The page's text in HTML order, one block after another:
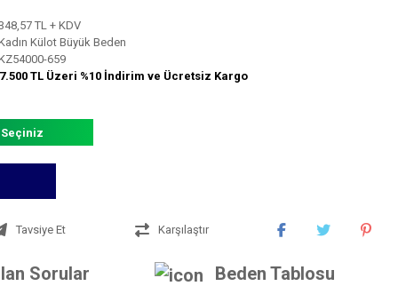
TL + KDV
Külot Büyük Beden
659
7.500 TL Üzeri %10 İndirim ve Ücretsiz Kargo
Seçiniz
Tavsiye Et Karşılaştır
Sorular Beden Tablosu